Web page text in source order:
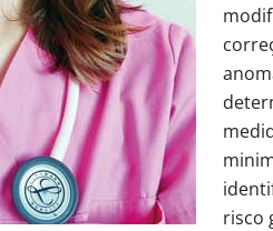
risco